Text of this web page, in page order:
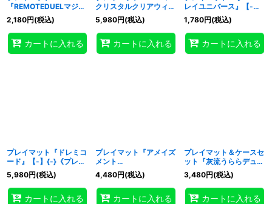
『REMOTEDUELマジシ
ャンズコンビネーショ
ン』【-】{-}《プレイマ
ット》
2,180円(税込)
カートに入れる
クリスタルクリアウィン
グシンクロドラゴン
(RANKINGDUEL2021-
1st-)』【-】{-}《プレ
イマット》
5,980円(税込)
カートに入れる
レイユニバース』【-】
{-}《プレイマット》
1,780円(税込)
カートに入れる
プレイマット『ドレミコ
ード』【-】{-}《プレイ
マット》
5,980円(税込)
カートに入れる
プレイマット『アメイズ
メント
(RANKINGDUEL2020-
4th-)』【-】{-}《プレ
イマット》
4,480円(税込)
カートに入れる
プレイマット＆ケースセ
ット『灰流うららデュエ
ルフィールド&ケース(サ
テライトショップ限
定)』【-】{-}《その
他》
3,480円(税込)
カートに入れる